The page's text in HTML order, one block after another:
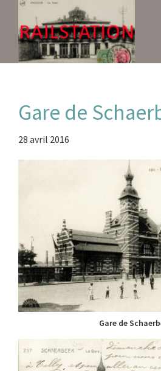
main
content
primary
sidebar
Gare de
28 avril 2016
Gare de